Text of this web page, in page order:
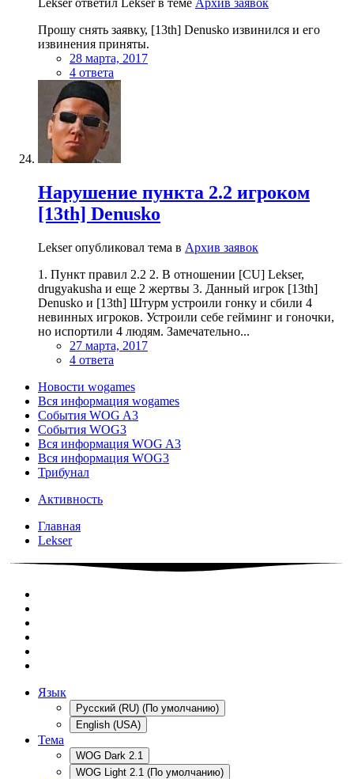
Lekser ответил Lekser в теме Архив заявок
Прошу снять заявку, [13th] Denusko извинился и его
извинения приняты.
28 марта, 2017
4 ответа
Нарушение пункта 2.2 игроком
[13th] Denusko
Lekser опубликовал тема в Архив заявок
1. Пункт правил 2.2 2. В отношении [CU] Lekser,
drugyakusha и еще 2 жертвы 3. Данный игрок [13th]
Denusko и [13th] Штурм устроили гонку и сбили 4
невинных игроков. Устроили себе гейминг и гоночки,
но испортили 4 людям. Замечательно...
27 марта, 2017
4 ответа
Новости wogames
Вся информация wogames
События WOG A3
События WOG3
Вся информация WOG A3
Вся информация WOG3
Трибунал
Активность
Главная
Lekser
Язык
Русский (RU) (По умолчанию)
English (USA)
Тема
WOG Dark 2.1
WOG Light 2.1 (По умолчанию)